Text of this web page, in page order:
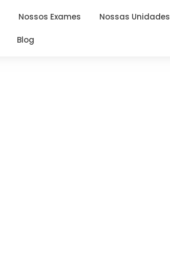
Nossos Exames Nossas Unidades
Blog